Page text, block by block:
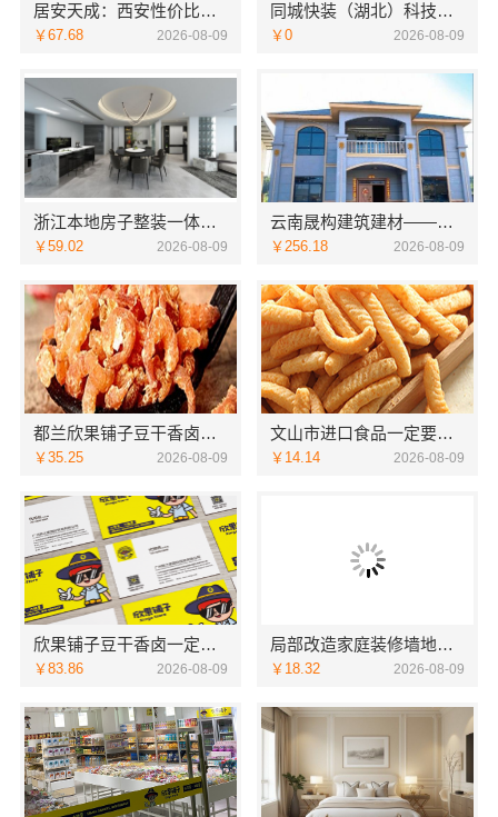
居安天成：西安性价比高家装施工，改善房免费量房
￥67.68 2026-08-09
同城快装（湖北）科技有限公司武昌老房北欧风装修
￥0 2026-08-09
浙江本地房子整装一体化服务施工案例，浙江乐享新材料有限公司
￥59.02 2026-08-09
云南晟构建筑建材——轻奢高端重钢住宅本地维保
￥256.18 2026-08-09
都兰欣果铺子豆干香卤提供可复制合作模式
￥35.25 2026-08-09
文山市进口食品一定要试着接受它
￥14.14 2026-08-09
欣果铺子豆干香卤一定要试着接受它
￥83.86 2026-08-09
局部改造家庭装修墙地翻新，海南万赢饰家帮您焕新
￥18.32 2026-08-09